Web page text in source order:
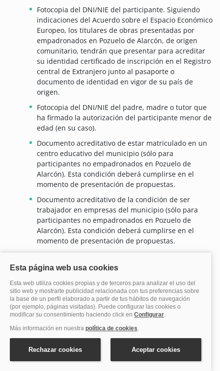
Fotocopia del DNI/NIE del participante. Siguiendo
indicaciones del Acuerdo sobre el Espacio Económico
Europeo, los titulares de obras presentadas por
empadronados en Pozuelo de Alarcón, de origen
comunitario, tendrán que presentar para acreditar
su identidad certificado de inscripción en el Registro
central de Extranjero junto al pasaporte o
documento de identidad en vigor de su país de
origen.
Fotocopia del DNI/NIE del padre, madre o tutor que
ha firmado la autorización del participante menor de
edad (en su caso).
Documento acreditativo de estar matriculado en un
centro educativo del municipio (sólo para
participantes no empadronados en Pozuelo de
Alarcón). Esta condición deberá cumplirse en el
momento de presentación de propuestas.
Documento acreditativo de la condición de ser
trabajador en empresas del municipio (sólo para
participantes no empadronados en Pozuelo de
Alarcón). Esta condición deberá cumplirse en el
momento de presentación de propuestas.
empleado municipal o su unidad familiar (sólo para
Alarcón). Esta condición deberá cumplirse en el
momento de presentación de propuestas.
Documento acreditativo de la condición de
voluntario de Protección Civil municipal (sólo para
participantes no empadronados en Pozuelo de
momento de presentación de propuestas.